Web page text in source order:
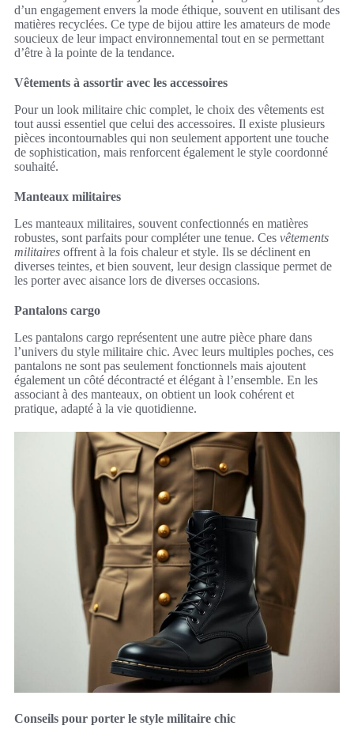
d’un engagement envers la mode éthique, souvent en utilisant des
matières recyclées. Ce type de bijou attire les amateurs de mode
soucieux de leur impact environnemental tout en se permettant
d’être à la pointe de la tendance.
Vêtements à assortir avec les accessoires
Pour un look militaire chic complet, le choix des vêtements est
tout aussi essentiel que celui des accessoires. Il existe plusieurs
pièces incontournables qui non seulement apportent une touche
de sophistication, mais renforcent également le style coordonné
souhaité.
Manteaux militaires
Les manteaux militaires, souvent confectionnés en matières
robustes, sont parfaits pour compléter une tenue. Ces vêtements
militaires offrent à la fois chaleur et style. Ils se déclinent en
diverses teintes, et bien souvent, leur design classique permet de
les porter avec aisance lors de diverses occasions.
Pantalons cargo
Les pantalons cargo représentent une autre pièce phare dans
l’univers du style militaire chic. Avec leurs multiples poches, ces
pantalons ne sont pas seulement fonctionnels mais ajoutent
également un côté décontracté et élégant à l’ensemble. En les
associant à des manteaux, on obtient un look cohérent et
pratique, adapté à la vie quotidienne.
Conseils pour porter le style militaire chic